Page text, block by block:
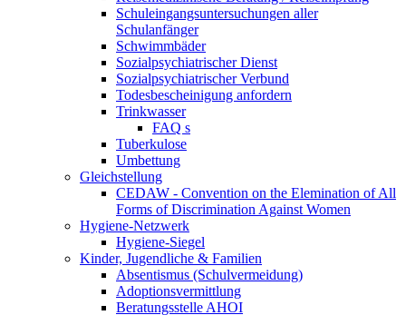
Schuleingangsuntersuchungen aller
Schulanfänger
Schwimmbäder
Sozialpsychiatrischer Dienst
Sozialpsychiatrischer Verbund
Todesbescheinigung anfordern
Trinkwasser
FAQ s
Tuberkulose
Umbettung
Gleichstellung
CEDAW - Convention on the Elemination of All
Forms of Discrimination Against Women
Hygiene-Netzwerk
Hygiene-Siegel
Kinder, Jugendliche & Familien
Absentismus (Schulvermeidung)
Adoptionsvermittlung
Beratungsstelle AHOI